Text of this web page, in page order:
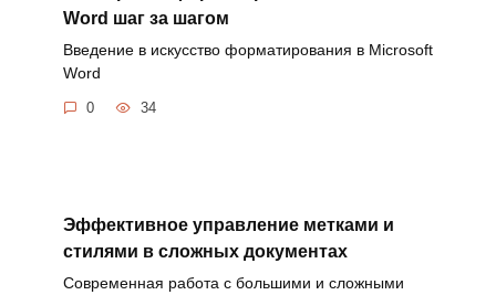
Word шаг за шагом
Введение в искусство форматирования в Microsoft
Word
0 34
Эффективное управление метками и
стилями в сложных документах
Современная работа с большими и сложными